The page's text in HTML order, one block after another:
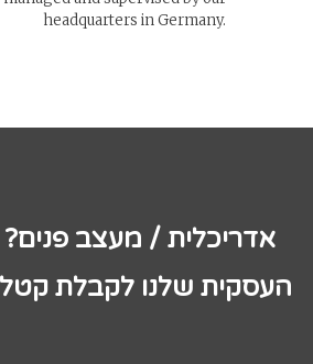
headquarters in Germany.
אדריכלית / מעצב
העסקית שלנו לקבלת